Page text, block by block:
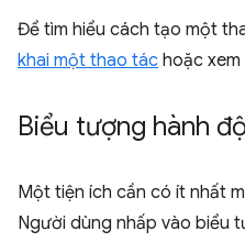
Để tìm hiểu cách tạo một
khai một thao tác hoặc
Biểu tượng hành
Một tiện ích cần có ít nhất
Người dùng nhấp vào biểu